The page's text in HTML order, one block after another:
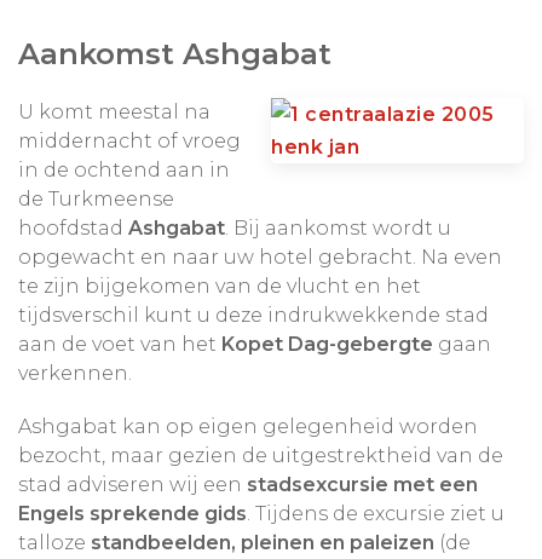
Aankomst Ashgabat
U komt meestal na
middernacht of vroeg
in de ochtend aan in
de Turkmeense
hoofdstad Ashgabat. Bij aankomst wordt u
opgewacht en naar uw hotel gebracht. Na even
te zijn bijgekomen van de vlucht en het
tijdsverschil kunt u deze indrukwekkende stad
aan de voet van het Kopet Dag-gebergte gaan
verkennen.
Ashgabat kan op eigen gelegenheid worden
bezocht, maar gezien de uitgestrektheid van de
stad adviseren wij een stadsexcursie met een
Engels sprekende gids. Tijdens de excursie ziet u
talloze standbeelden, pleinen en paleizen (de